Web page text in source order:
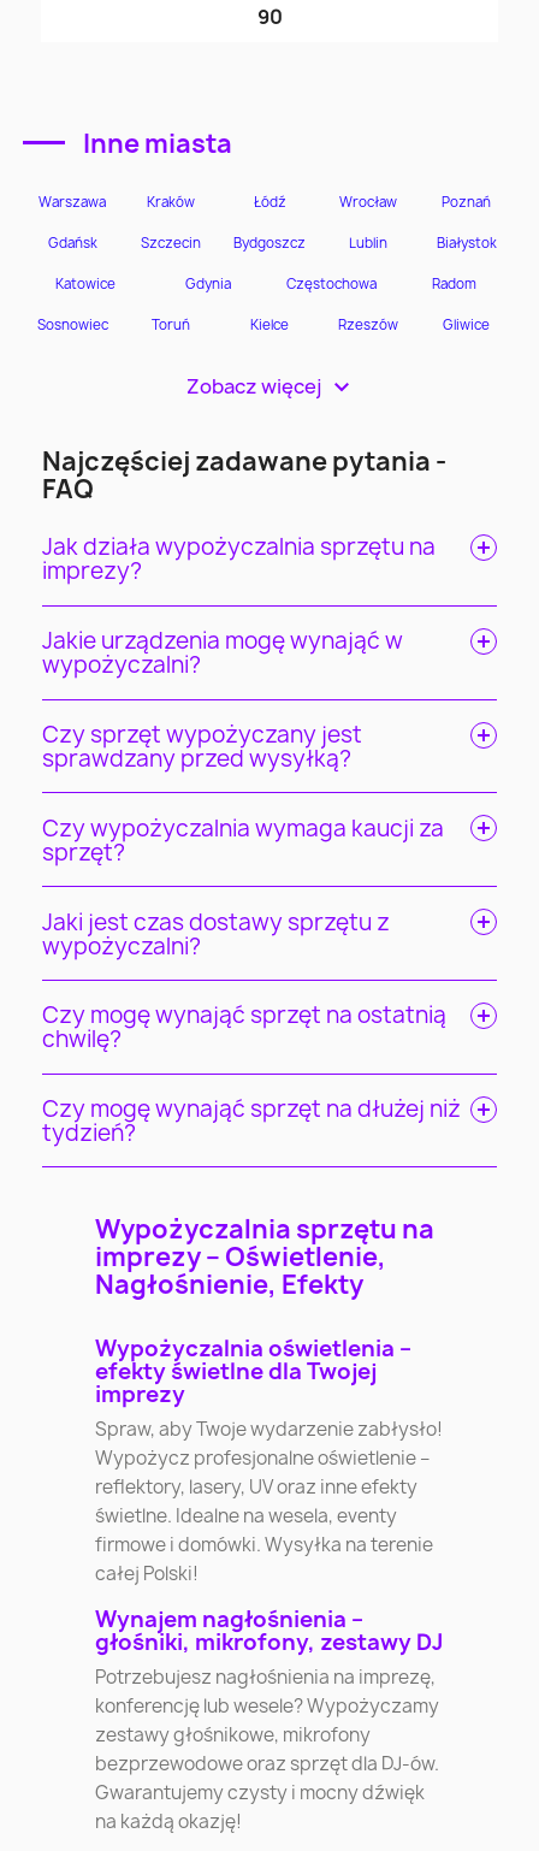
90
Inne miasta
Zobacz więcej >
Najczęściej zadawane pytania -
FAQ
Jak działa wypożyczalnia sprzętu na
imprezy?
Jakie urządzenia mogę wynająć w
wypożyczalni?
Czy sprzęt wypożyczany jest
sprawdzany przed wysyłką?
Czy wypożyczalnia wymaga kaucji za
sprzęt?
Jaki jest czas dostawy sprzętu z
wypożyczalni?
Czy mogę wynająć sprzęt na ostatnią
chwilę?
Czy mogę wynająć sprzęt na dłużej niż
tydzień?
Wypożyczalnia sprzętu na
imprezy – Oświetlenie,
Nagłośnienie, Efekty
Wypożyczalnia oświetlenia –
efekty świetlne dla Twojej
imprezy
Spraw, aby Twoje wydarzenie zabłysło!
Wypożycz profesjonalne oświetlenie –
reflektory, lasery, UV oraz inne efekty
świetlne. Idealne na wesela, eventy
firmowe i domówki. Wysyłka na terenie
całej Polski!
Wynajem nagłośnienia –
głośniki, mikrofony, zestawy DJ
Potrzebujesz nagłośnienia na imprezę,
konferencję lub wesele? Wypożyczamy
zestawy głośnikowe, mikrofony
bezprzewodowe oraz sprzęt dla DJ-ów.
Gwarantujemy czysty i mocny dźwięk
na każdą okazję!